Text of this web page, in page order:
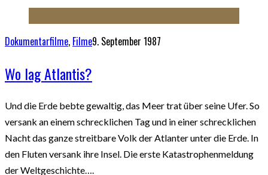
Dokumentarfilme, Filme9. September 1987
Wo lag Atlantis?
Und die Erde bebte gewaltig, das Meer trat über seine Ufer. So
versank an einem schrecklichen Tag und in einer schrecklichen
Nacht das ganze streitbare Volk der Atlanter unter die Erde. In
den Fluten versank ihre Insel. Die erste Katastrophenmeldung
der Weltgeschichte….